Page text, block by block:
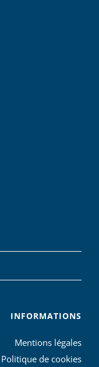
INFORMATIONS
Mentions légales
Politique de cookies